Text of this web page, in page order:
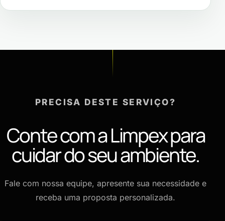
PRECISA DESTE SERVIÇO?
Conte com a Limpex para
cuidar do seu ambiente.
Fale com nossa equipe, apresente sua necessidade e
receba uma proposta personalizada.